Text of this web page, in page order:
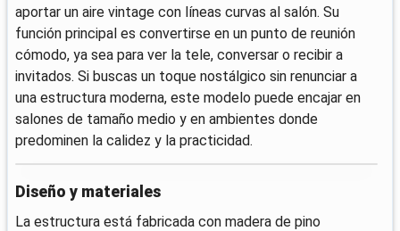
aportar un aire vintage con líneas curvas al salón. Su
función principal es convertirse en un punto de reunión
cómodo, ya sea para ver la tele, conversar o recibir a
invitados. Si buscas un toque nostálgico sin renunciar a
una estructura moderna, este modelo puede encajar en
salones de tamaño medio y en ambientes donde
predominen la calidez y la practicidad.
Diseño y materiales
La estructura está fabricada con madera de pino